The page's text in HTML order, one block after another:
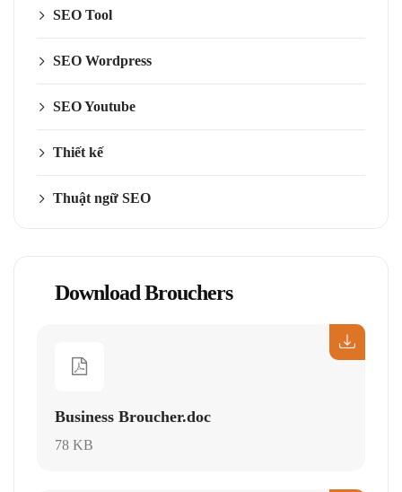
SEO Tool
SEO Wordpress
SEO Youtube
Thiết kế
Thuật ngữ SEO
Download Brouchers
Business Broucher.doc
78 KB